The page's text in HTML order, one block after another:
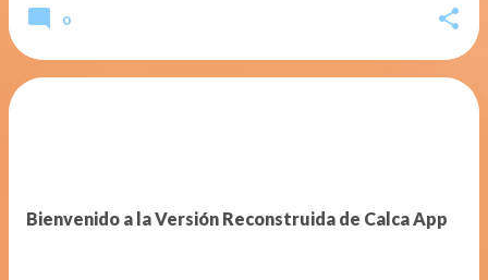
0
Bienvenido a la Versión Reconstruida de Calca App